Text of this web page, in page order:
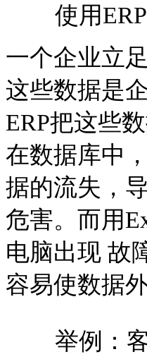
使用
一个企业立
这些数据是
ERP把这些
在数据库中
据的流失，
危害。而用
电脑出现 故
容易使数据外
举例：